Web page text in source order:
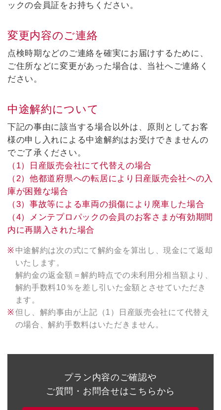
ックの会員証をお持ちください。
変更内容のご連絡
点検時期などのご連絡を確実にお届けするために、
ご住所などに変更があった場合は、当社へご連絡く
ださい。
中途解約について
下記の事由に該当する場合以外は、原則としてお客
様の申し入れによる中途解約はお受けできませんの
でご了承ください。
（1）日産販売会社にて代替えの場合
（2）他都道府県への転居により日産販売会社への入
庫が困難な場合
（3）事故等による車両の損傷により廃車した場合
（4）メンテプロパックの会員のお客さまが有効期間
内に再購入された場合
中途解約は次の式にて解約金を算出し、現金にて返却
いたします。
解約金の返金額＝解約時点での未利用分相当額より、
解約手数料10％を差し引いた金額とさせていただき
ます。
但し、解約事由が上記（1）日産販売会社にて代替え
の場合、解約手数料はいただきません。
プラン内容のご確認や
ご質問・お問合せはこちらから